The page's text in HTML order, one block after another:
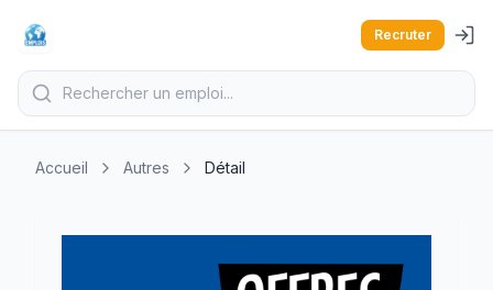
Recruter
Accueil Autres Détail